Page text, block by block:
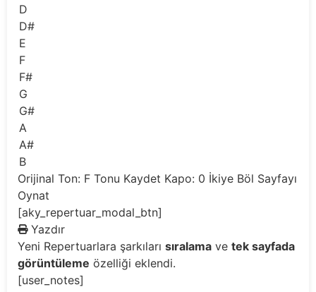
D
D#
E
F
F#
G
G#
A
A#
B
Orijinal Ton: F Tonu Kaydet Kapo: 0 İkiye Böl Sayfayı
Oynat
[aky_repertuar_modal_btn]
Yazdır
Yeni Repertuarlara şarkıları sıralama ve tek sayfada
görüntüleme özelliği eklendi.
[user_notes]